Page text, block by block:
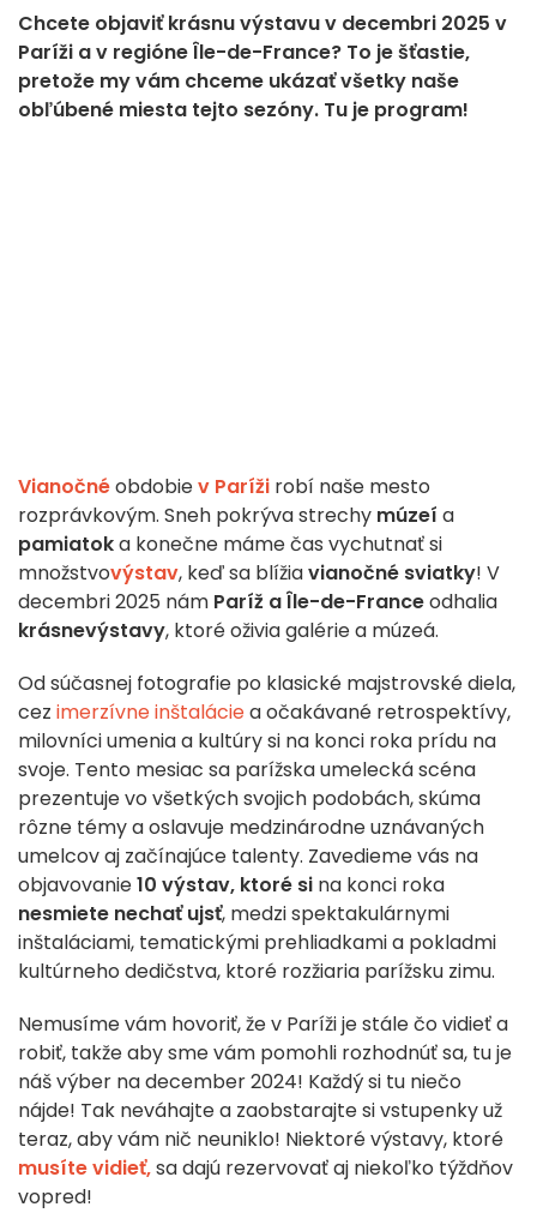
Chcete objaviť krásnu výstavu v decembri 2025 v
Paríži a v regióne Île-de-France? To je šťastie,
pretože my vám chceme ukázať všetky naše
obľúbené miesta tejto sezóny. Tu je program!
Vianočnéobdobiev Paríži robí naše mesto
rozprávkovým. Sneh pokrýva strechy múzeí a
pamiatoka konečne máme čas vychutnať si
množstvovýstav, keď sa blížiavianočné sviatky! V
decembri 2025 nám Paríž a Île-de-Franceodhalia
krásnevýstavy, ktoré oživia galérie a múzeá.
Od súčasnej fotografie po klasické majstrovské diela,
cez imerzívne inštaláciea očakávané retrospektívy,
milovníci umenia a kultúry si na konci roka prídu na
svoje. Tento mesiac sa parížska umelecká scéna
prezentuje vo všetkých svojich podobách, skúma
rôzne témy a oslavuje medzinárodne uznávaných
umelcov aj začínajúce talenty. Zavedieme vás na
objavovanie10 výstav, ktoré si na konci roka
nesmiete nechať ujsť, medzi spektakulárnymi
inštaláciami, tematickými prehliadkami a pokladmi
kultúrneho dedičstva, ktoré rozžiaria parížsku zimu.
Nemusíme vám hovoriť, že v Paríži je stále čo vidieť a
robiť, takže aby sme vám pomohli rozhodnúť sa, tu je
náš výber na december 2024! Každý si tu niečo
nájde! Tak neváhajte a zaobstarajte si vstupenky už
teraz, aby vám nič neuniklo! Niektoré výstavy, ktoré
musíte vidieť,sa dajú rezervovať aj niekoľko týždňov
vopred!